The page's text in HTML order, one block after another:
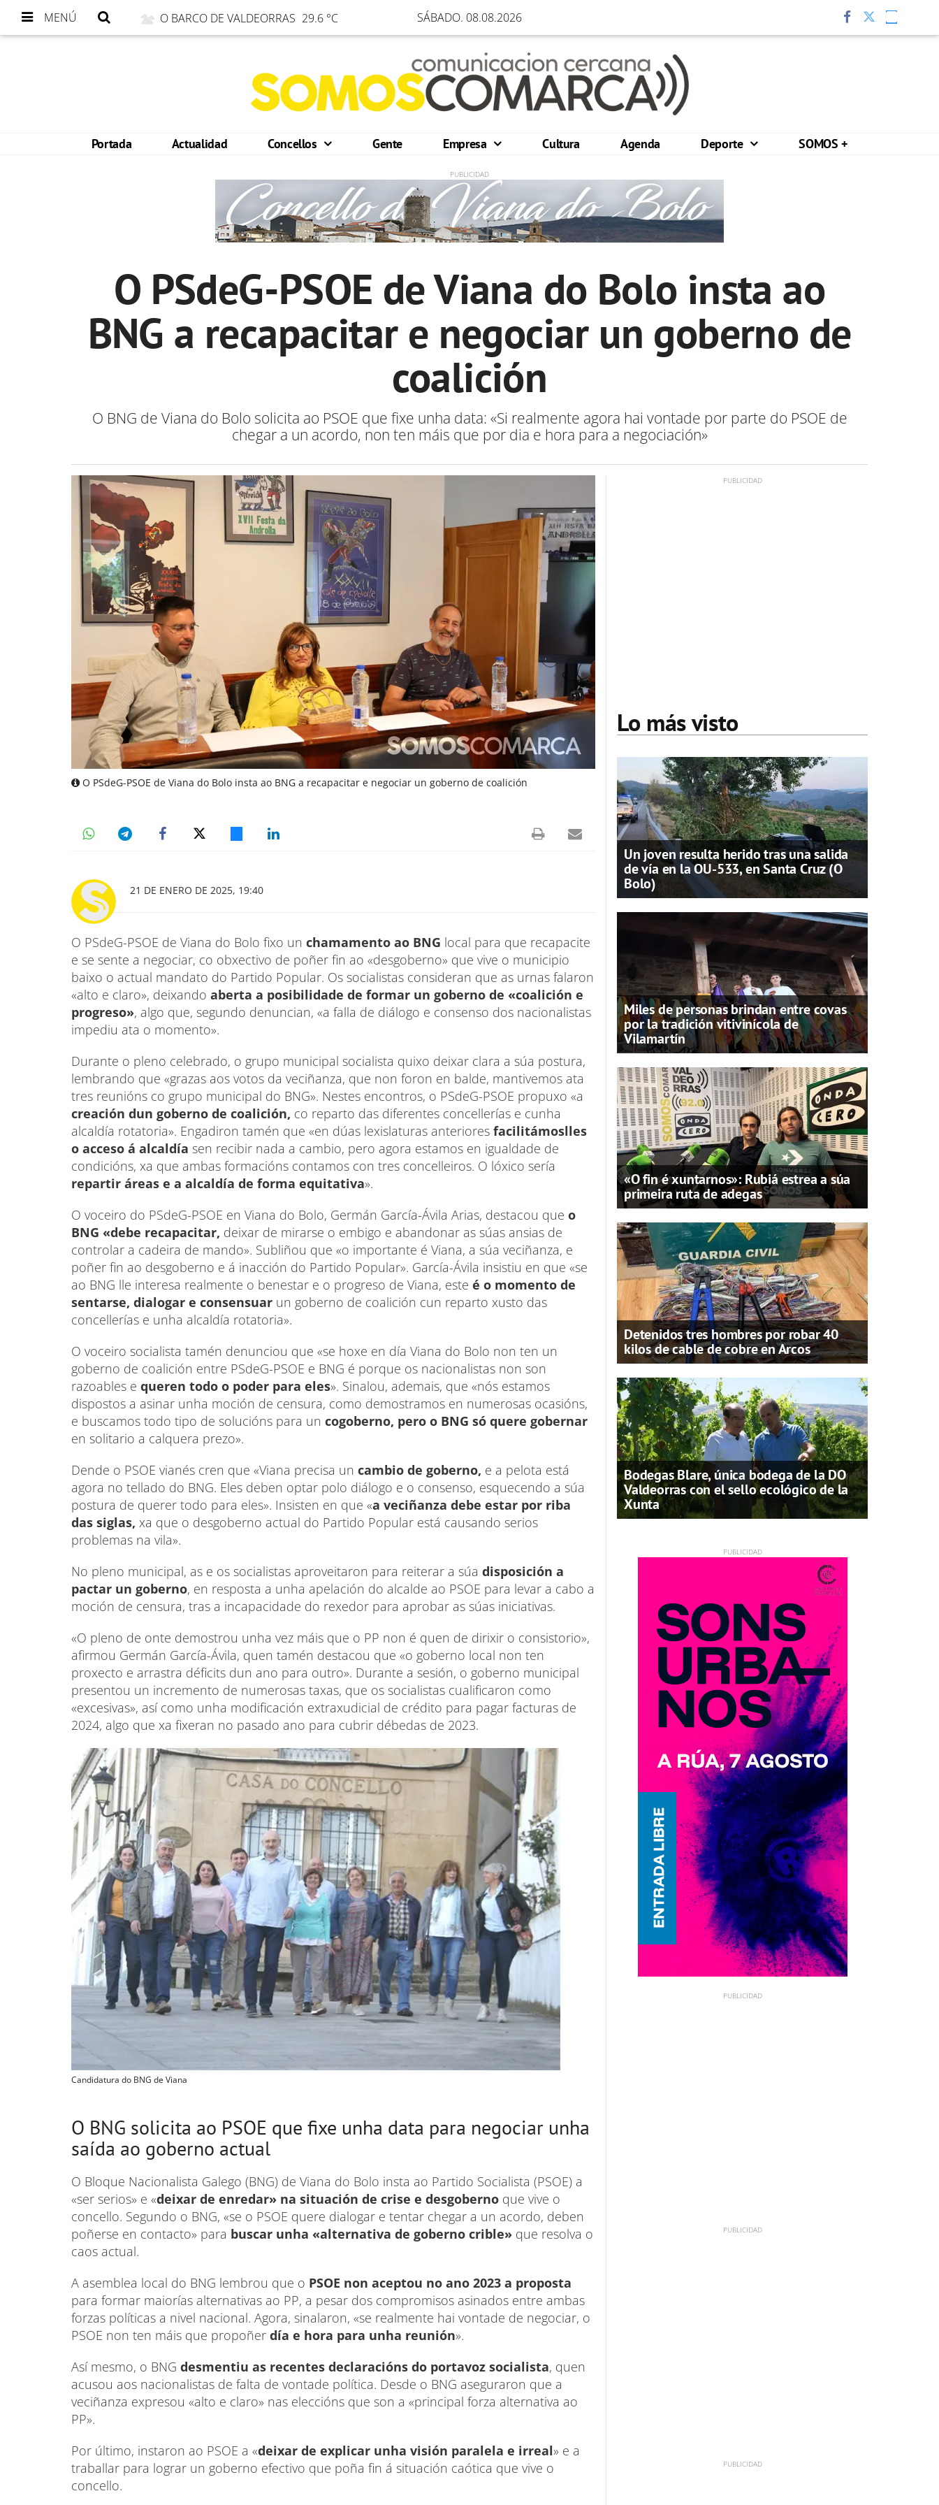
MENÚ O BARCO DE VALDEORRAS 29.6 °C SÁBADO. 08.08.2026
Portada Actualidad Concellos Gente Empresa Cultura Agenda Deporte SOMOS +
O PSdeG-PSOE de Viana do Bolo insta ao
BNG a recapacitar e negociar un goberno de
coalición
O BNG de Viana do Bolo solicita ao PSOE que fixe unha data: «Si realmente agora hai vontade por parte do PSOE de
chegar a un acordo, non ten máis que por dia e hora para a negociación»
O PSdeG-PSOE de Viana do Bolo insta ao BNG a recapacitar e negociar un goberno de coalición
21 DE ENERO DE 2025, 19:40
O PSdeG-PSOE de Viana do Bolo fixo un chamamento ao BNG local para que recapacite
e se sente a negociar, co obxectivo de poñer fin ao «desgoberno» que vive o municipio
baixo o actual mandato do Partido Popular. Os socialistas consideran que as urnas falaron
«alto e claro», deixando aberta a posibilidade de formar un goberno de «coalición e
progreso», algo que, segundo denuncian, «a falla de diálogo e consenso dos nacionalistas
impediu ata o momento».
Durante o pleno celebrado, o grupo municipal socialista quixo deixar clara a súa postura,
lembrando que «grazas aos votos da veciñanza, que non foron en balde, mantivemos ata
tres reunións co grupo municipal do BNG». Nestes encontros, o PSdeG-PSOE propuxo «a
creación dun goberno de coalición, co reparto das diferentes concellerías e cunha
alcaldía rotatoria». Engadiron tamén que «en dúas lexislaturas anteriores facilitámoslles
o acceso á alcaldía sen recibir nada a cambio, pero agora estamos en igualdade de
condicións, xa que ambas formacións contamos con tres concelleiros. O lóxico sería
repartir áreas e a alcaldía de forma equitativa».
O voceiro do PSdeG-PSOE en Viana do Bolo, Germán García-Ávila Arias, destacou que o
BNG «debe recapacitar, deixar de mirarse o embigo e abandonar as súas ansias de
controlar a cadeira de mando». Subliñou que «o importante é Viana, a súa veciñanza, e
poñer fin ao desgoberno e á inacción do Partido Popular». García-Ávila insistiu en que «se
ao BNG lle interesa realmente o benestar e o progreso de Viana, este é o momento de
sentarse, dialogar e consensuar un goberno de coalición cun reparto xusto das
concellerías e unha alcaldía rotatoria».
O voceiro socialista tamén denunciou que «se hoxe en día Viana do Bolo non ten un
goberno de coalición entre PSdeG-PSOE e BNG é porque os nacionalistas non son
razoables e queren todo o poder para eles». Sinalou, ademais, que «nós estamos
dispostos a asinar unha moción de censura, como demostramos en numerosas ocasións,
e buscamos todo tipo de solucións para un cogoberno, pero o BNG só quere gobernar
en solitario a calquera prezo».
Dende o PSOE vianés cren que «Viana precisa un cambio de goberno, e a pelota está
agora no tellado do BNG. Eles deben optar polo diálogo e o consenso, esquecendo a súa
postura de querer todo para eles». Insisten en que «a veciñanza debe estar por riba
das siglas, xa que o desgoberno actual do Partido Popular está causando serios
problemas na vila».
No pleno municipal, as e os socialistas aproveitaron para reiterar a súa disposición a
pactar un goberno, en resposta a unha apelación do alcalde ao PSOE para levar a cabo a
moción de censura, tras a incapacidade do rexedor para aprobar as súas iniciativas.
«O pleno de onte demostrou unha vez máis que o PP non é quen de dirixir o consistorio»,
afirmou Germán García-Ávila, quen tamén destacou que «o goberno local non ten
proxecto e arrastra déficits dun ano para outro». Durante a sesión, o goberno municipal
presentou un incremento de numerosas taxas, que os socialistas cualificaron como
«excesivas», así como unha modificación extraxudicial de crédito para pagar facturas de
2024, algo que xa fixeran no pasado ano para cubrir débedas de 2023.
Candidatura do BNG de Viana
O BNG solicita ao PSOE que fixe unha data para negociar unha
saída ao goberno actual
O Bloque Nacionalista Galego (BNG) de Viana do Bolo insta ao Partido Socialista (PSOE) a
«ser serios» e «deixar de enredar» na situación de crise e desgoberno que vive o
concello. Segundo o BNG, «se o PSOE quere dialogar e tentar chegar a un acordo, deben
poñerse en contacto» para buscar unha «alternativa de goberno crible» que resolva o
caos actual.
A asemblea local do BNG lembrou que o PSOE non aceptou no ano 2023 a proposta
para formar maiorías alternativas ao PP, a pesar dos compromisos asinados entre ambas
forzas políticas a nivel nacional. Agora, sinalaron, «se realmente hai vontade de negociar, o
PSOE non ten máis que propoñer día e hora para unha reunión».
Así mesmo, o BNG desmentiu as recentes declaracións do portavoz socialista, quen
acusou aos nacionalistas de falta de vontade política. Desde o BNG aseguraron que a
veciñanza expresou «alto e claro» nas eleccións que son a «principal forza alternativa ao
PP».
Por último, instaron ao PSOE a «deixar de explicar unha visión paralela e irreal» e a
traballar para lograr un goberno efectivo que poña fin á situación caótica que vive o
concello.
Lo más visto
Un joven resulta herido tras una salida
de vía en la OU-533, en Santa Cruz (O
Bolo)
Miles de personas brindan entre covas
por la tradición vitivinícola de
Vilamartín
«O fin é xuntarnos»: Rubiá estrea a súa
primeira ruta de adegas
Detenidos tres hombres por robar 40
kilos de cable de cobre en Arcos
Bodegas Blare, única bodega de la DO
Valdeorras con el sello ecológico de la
Xunta